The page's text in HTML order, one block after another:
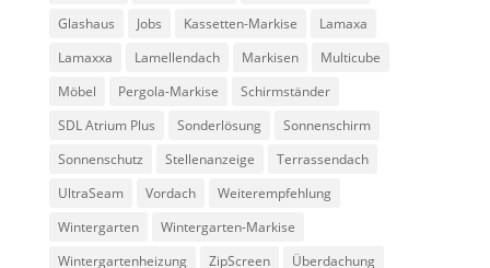
Glashaus
Jobs Kassetten-Markise
Lamaxa
Lamaxxa
Lamellendach Markisen
Multicube
Möbel
Pergola-Markise
Schirmständer
SDL Atrium Plus
Sonderlösung
Sonnenschirm
Sonnenschutz
Stellenanzeige
Terrassendach
UltraSeam
Vordach
Weiterempfehlung
Wintergarten
Wintergarten-Markise
Wintergartenheizung
ZipScreen Überdachung